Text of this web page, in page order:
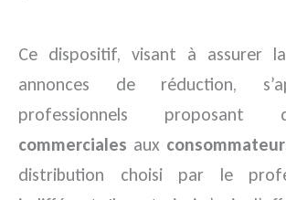
Ce dispositif, visant à assurer
annonces de réduction,
professionnels
commerciales aux
distribution choisi par le